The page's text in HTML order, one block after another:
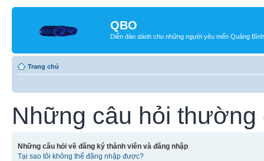
QBO
Diễn đàn dành cho những người yêu mến Quảng Bình
Trang chủ
Những câu hỏi thường
Những câu hỏi về đăng ký thành viên và đăng nhập
Tại sao tôi không thể đăng nhập được?